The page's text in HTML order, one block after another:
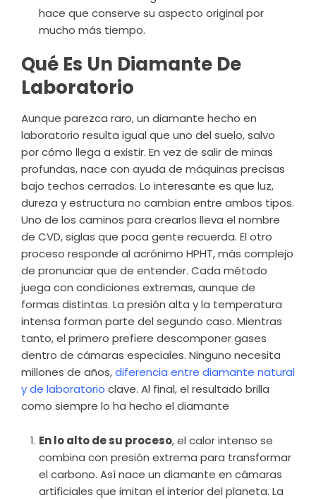
hace que conserve su aspecto original por
mucho más tiempo.
Qué Es Un Diamante De
Laboratorio
Aunque parezca raro, un diamante hecho en
laboratorio resulta igual que uno del suelo, salvo
por cómo llega a existir. En vez de salir de minas
profundas, nace con ayuda de máquinas precisas
bajo techos cerrados. Lo interesante es que luz,
dureza y estructura no cambian entre ambos tipos.
Uno de los caminos para crearlos lleva el nombre
de CVD, siglas que poca gente recuerda. El otro
proceso responde al acrónimo HPHT, más complejo
de pronunciar que de entender. Cada método
juega con condiciones extremas, aunque de
formas distintas. La presión alta y la temperatura
intensa forman parte del segundo caso. Mientras
tanto, el primero prefiere descomponer gases
dentro de cámaras especiales. Ninguno necesita
millones de años,diferencia entre diamante natural
y de laboratorio clave. Al final, el resultado brilla
como siempre lo ha hecho el diamante
En lo alto de su proceso, el calor intenso se
combina con presión extrema para transformar
el carbono. Así nace un diamante en cámaras
artificiales que imitan el interior del planeta. La